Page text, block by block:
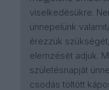
viselkedésükre.
ünnepelünk
érezzük
elemzését adjuk.
születésnapját
csodás töltött